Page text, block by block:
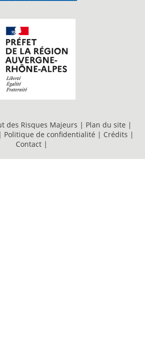
des Risques Majeurs | Plan du site |
| Politique de confidentialité | Crédits |
Contact |